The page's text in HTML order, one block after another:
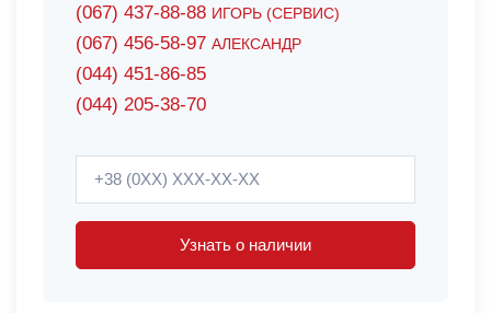
(067) 437-88-88 ИГОРЬ (СЕРВИС)
(067) 456-58-97 АЛЕКСАНДР
(044) 451-86-85
(044) 205-38-70
Узнать о наличии